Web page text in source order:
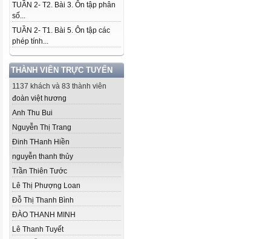
TUẦN 2- T2. Bài 3. Ôn tập phân
số...
TUẦN 2- T1. Bài 5. Ôn tập các
phép tính...
THÀNH VIÊN TRỰC TUYẾN
1137 khách và 83 thành viên
đoàn việt hương
Anh Thu Bui
Nguyễn Thị Trang
Đinh THanh Hiền
nguyễn thanh thủy
Trần Thiên Tước
Lê Thị Phượng Loan
Đỗ Thị Thanh Bình
ĐÀO THANH MINH
Lê Thanh Tuyết